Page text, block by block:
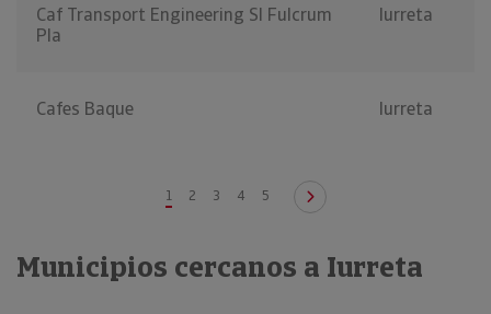
Caf Transport Engineering Sl Fulcrum
Pla
Iurreta
Cafes Baque Iurreta
1 2 3 4 5
Municipios cercanos a Iurreta